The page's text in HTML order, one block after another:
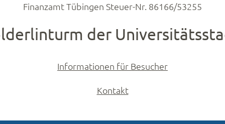
Finanzamt Tübingen Steuer-Nr. 86166/53255
der
Informationen für Besucher
Kontakt